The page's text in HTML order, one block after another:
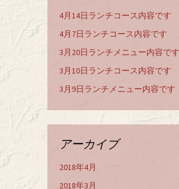
4月14日ランチコース内容です
4月7日ランチコース内容です
3月20日ランチメニュー内容です
3月10日ランチコース内容です
3月9日ランチメニュー内容です
アーカイブ
2018年4月
2018年3月